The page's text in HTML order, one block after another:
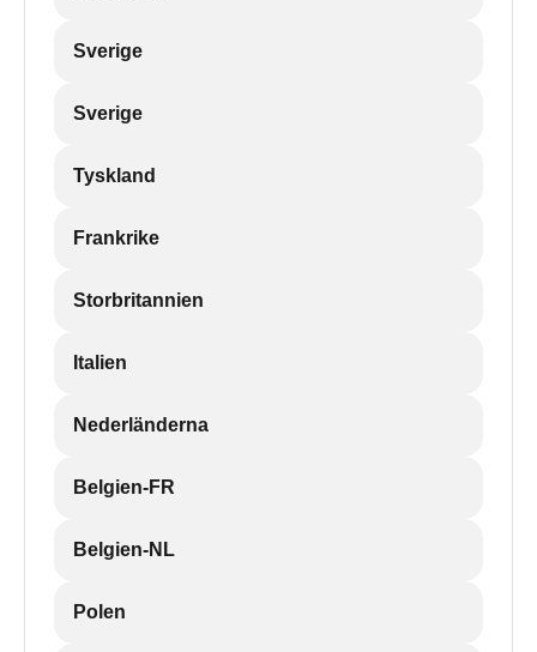
Sverige
Sverige
Tyskland
Frankrike
Storbritannien
Italien
Nederländerna
Belgien-FR
Belgien-NL
Polen